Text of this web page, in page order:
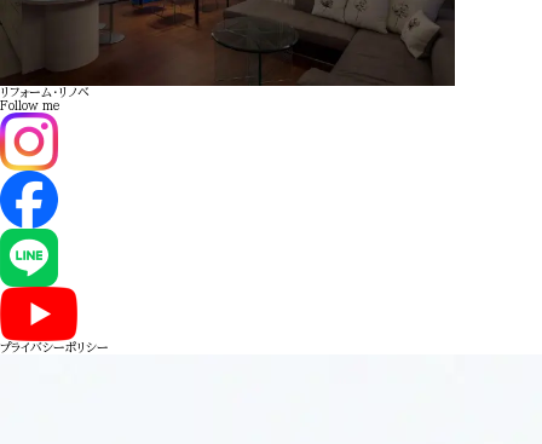
リフォーム・リノベ
Follow me
プライバシーポリシー